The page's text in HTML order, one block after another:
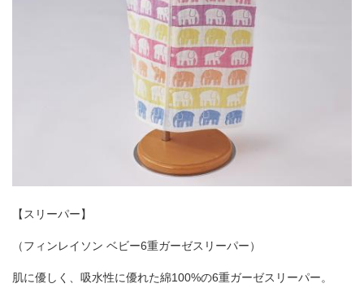
【スリーパー】
（フィンレイソン ベビー6重ガーゼスリーパー）
肌に優しく、吸水性に優れた綿100%の6重ガーゼスリーパー。